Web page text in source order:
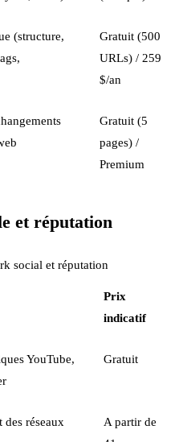
(structure,
Gratuit (500
URLs) / 259
$/an
Gratuit (5
pages) /
Premium
et réputation
social et réputation
Prix
indicatif
YouTube,
Gratuit
des réseaux
A partir de